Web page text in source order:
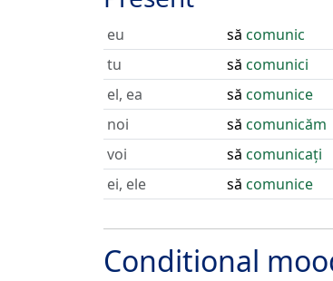
eu să comunic
tu
să comunici
el, ea
să comunice
noi
să comunicăm
voi
să comunicați
ei, ele
să comunice
Conditional